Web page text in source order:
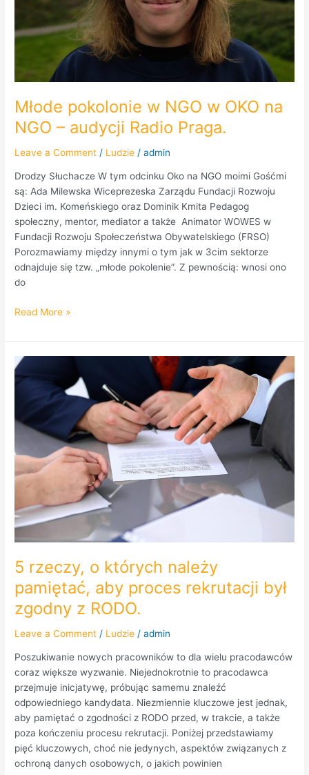
Młode pokolonie w NGO w OKO na
NGO – audycji Radio Praga.
Leave a Comment / Ludzie /admin
Drodzy Słuchacze W tym odcinku Oko na NGO moimi Gośćmi
są: Ada Milewska Wiceprezeska Zarządu Fundacji Rozwoju
Dzieci im. Komeńskiego oraz Dominik Kmita Pedagog
społeczny, mentor, mediator a także Animator WOWES w
Fundacji Rozwoju Społeczeństwa Obywatelskiego (FRSO)
Porozmawiamy między innymi o tym jak w 3cim sektorze
odnajduje się tzw. „młode pokolenie”. Z pewnością: wnosi ono
do
Radio
Praga.
Read More »
5 rzeczy, o których należy
pamiętać, aby proces rekrutacji był
zgodny z RODO.
Leave a Comment / Ludzie /admin
Poszukiwanie nowych pracowników to dla wielu pracodawców
coraz większe wyzwanie. Niejednokrotnie to pracodawca
przejmuje inicjatywę, próbując samemu znaleźć
odpowiedniego kandydata. Niezmiennie kluczowe jest jednak,
aby pamiętać o zgodności z RODO przed, w trakcie, a także
poza kończeniu procesu rekrutacji. Poniżej przedstawiamy
pięć kluczowych, choć nie jedynych, aspektów związanych z
ochroną danych osobowych, o jakich powinien
5
rzeczy,
których
należy
pamiętać,
aby
proces
rekrutacji
zgodny
z
RODO.